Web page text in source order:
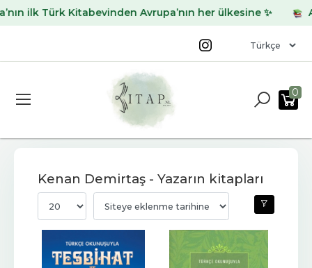
ilk Türk Kitabevinden Avrupa’nın her ülkesine ✨
0
Kenan Demirtaş - Yazarın kitapları